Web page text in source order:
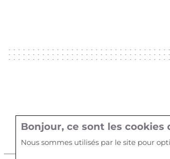
Bonjour, ce sont les cookies
Nous sommes utilisés par le site pour